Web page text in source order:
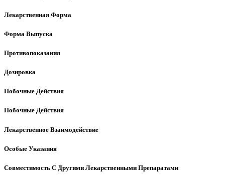
Лекарственная Форма
Форма Выпуска
Противопоказания
Дозировка
Побочные Действия
Побочные Действия
Лекарственное Взаимодействие
Особые Указания
Совместимость С Другими Лекарственными Препаратами